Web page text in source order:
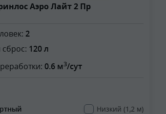
Аэро Лайт 2 Пр
2
120 л
0.6 м3/сут
Низкий (1,2 м)